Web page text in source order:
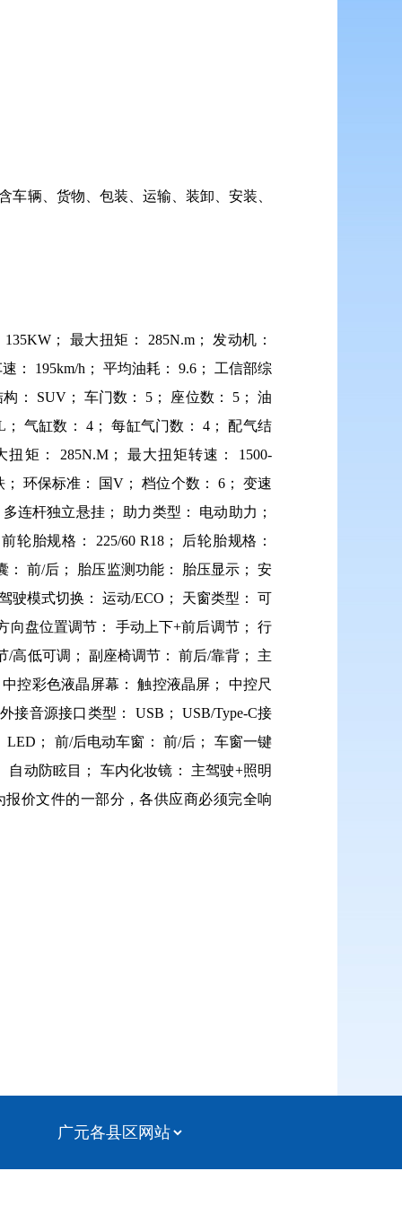
辆、货物、包装、运输、装卸、安装、
； 最大扭矩： 285N.m； 发动机：
： 195km/h； 平均油耗： 9.6； 工信部综
： SUV； 车门数： 5； 座位数： 5； 油
气缸数： 4； 每缸气门数： 4； 配气结
矩： 285N.M； 最大扭矩转速： 1500-
环保标准： 国V； 档位个数： 6； 变速
连杆独立悬挂； 助力类型： 电动助力；
胎规格： 225/60 R18； 后轮胎规格：
： 前/后； 胎压监测功能： 胎压显示； 安
驶模式切换： 运动/ECO； 天窗类型： 可
向盘位置调节： 手动上下+前后调节； 行
高低可调； 副座椅调节： 前后/靠背； 主
控彩色液晶屏幕： 触控液晶屏； 中控尺
接音源接口类型： USB； USB/Type-C接
； 前/后电动车窗： 前/后； 车窗一键
动防眩目； 车内化妆镜： 主驾驶+照明
价文件的一部分，各供应商必须完全响